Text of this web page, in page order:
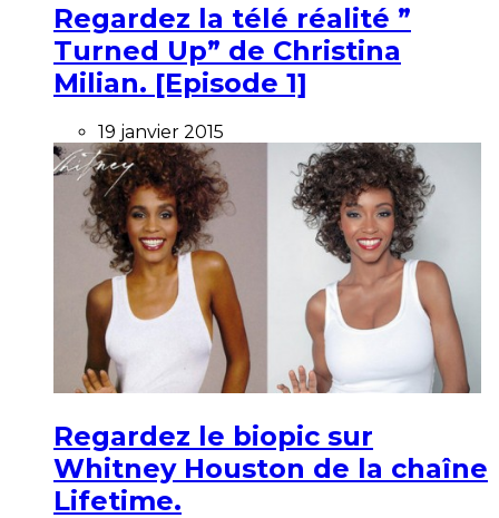
Regardez la télé réalité ”
Turned Up” de Christina
Milian. [Episode 1]
19 janvier 2015
Regardez le biopic sur
Whitney Houston de la chaîne
Lifetime.